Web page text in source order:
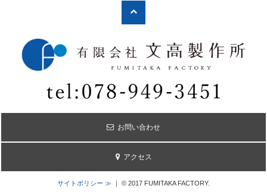
お問い合わせ
アクセス
サイトポリシー ≫ ｜ © 2017 FUMITAKA FACTORY.